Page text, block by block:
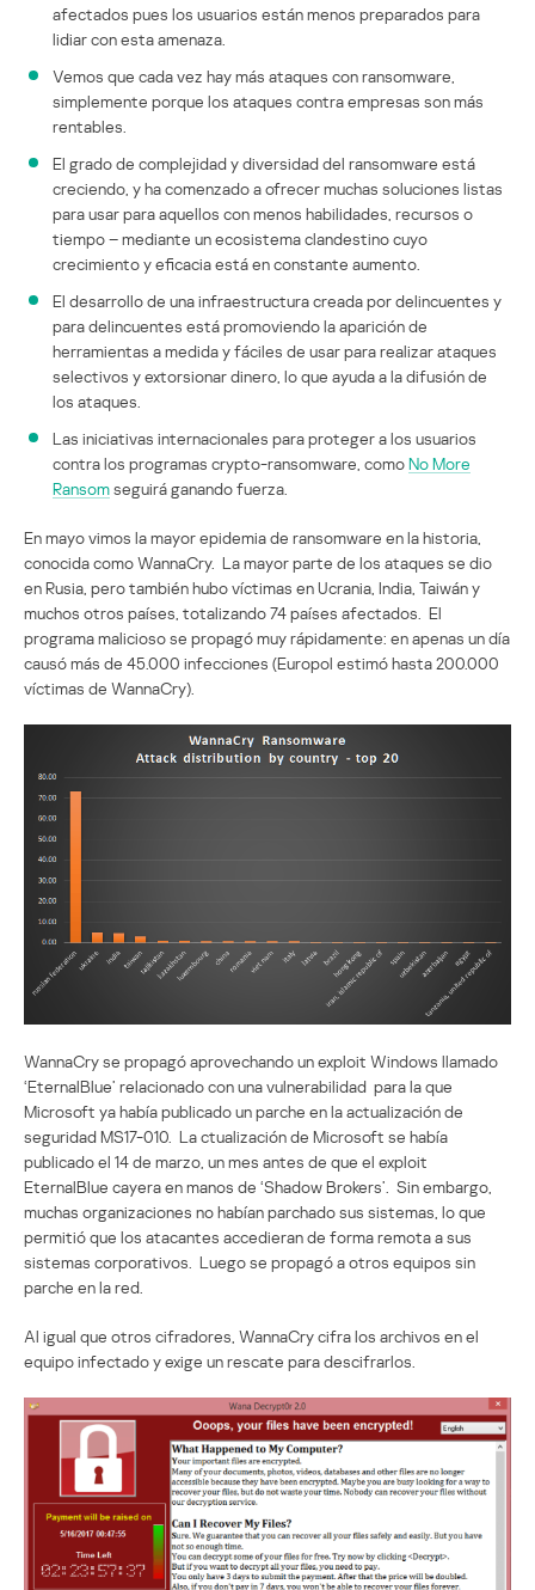
afectados pues los usuarios están menos preparados para
lidiar con esta amenaza.
Vemos que cada vez hay más ataques con ransomware,
simplemente porque los ataques contra empresas son más
rentables.
El grado de complejidad y diversidad del ransomware está
creciendo, y ha comenzado a ofrecer muchas soluciones listas
para usar para aquellos con menos habilidades, recursos o
tiempo – mediante un ecosistema clandestino cuyo
crecimiento y eficacia está en constante aumento.
El desarrollo de una infraestructura creada por delincuentes y
para delincuentes está promoviendo la aparición de
herramientas a medida y fáciles de usar para realizar ataques
selectivos y extorsionar dinero, lo que ayuda a la difusión de
los ataques.
Las iniciativas internacionales para proteger a los usuarios
contra los programas crypto-ransomware, comoNo More
Ransomseguirá ganando fuerza.
En mayo vimos la mayor epidemia de ransomware en la historia,
conocida como WannaCry. La mayor parte de los ataques se dio
en Rusia, pero también hubo víctimas en Ucrania, India, Taiwán y
muchos otros países, totalizando 74 países afectados. El
programa malicioso se propagó muy rápidamente: en apenas un día
causó más de 45.000 infecciones (Europol estimó hasta 200.000
víctimas de WannaCry).
WannaCry se propagó aprovechando un exploit Windows llamado
‘EternalBlue’ relacionado con una vulnerabilidad para la que
Microsoft ya había publicado un parche en la actualización de
seguridad MS17-010. La ctualización de Microsoft se había
publicado el 14 de marzo, un mes antes de que el exploit
EternalBlue cayera en manos de ‘Shadow Brokers’. Sin embargo,
muchas organizaciones no habían parchado sus sistemas, lo que
permitió que los atacantes accedieran de forma remota a sus
sistemas corporativos. Luego se propagó a otros equipos sin
parche en la red.
Al igual que otros cifradores, WannaCry cifra los archivos en el
equipo infectado y exige un rescate para descifrarlos.